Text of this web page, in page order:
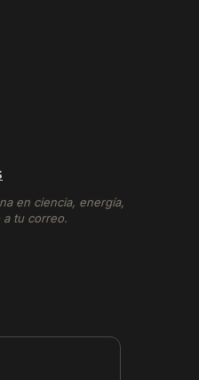
en ciencia, energía,
a tu correo.